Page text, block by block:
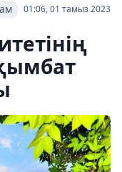
01:06, 01 тамыз 2023